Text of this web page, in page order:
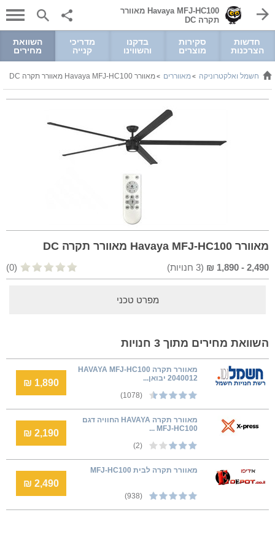
Havaya MFJ-HC100 מאוורר
תקרה DC
חדשות
הצרכנות
סקירות
מוצרים
בדקנו
והשווינו
מדריכי
קנייה
השוואת
מחירים
> חשמל ואלקטרוניקה >מאווררים >מאוורר Havaya MFJ-HC100 מאוורר תקרה DC
מאוורר Havaya MFJ-HC100 מאוורר תקרה DC
2,490
-
1,890
₪
(
3 חנויות) (0)
מפרט טכני
השוואת מחירים מתוך 3 חנויות
מאוורר תקרה HAVAYA MFJ-HC100
2040012 יבואן...
(1078)
1,890 ₪
מאוורר תקרה HAVAYA החוויה דגם
MFJ-HC100 ...
(2)
2,190 ₪
מאוורר תקרה לבית MFJ-HC100
(938)
2,490 ₪